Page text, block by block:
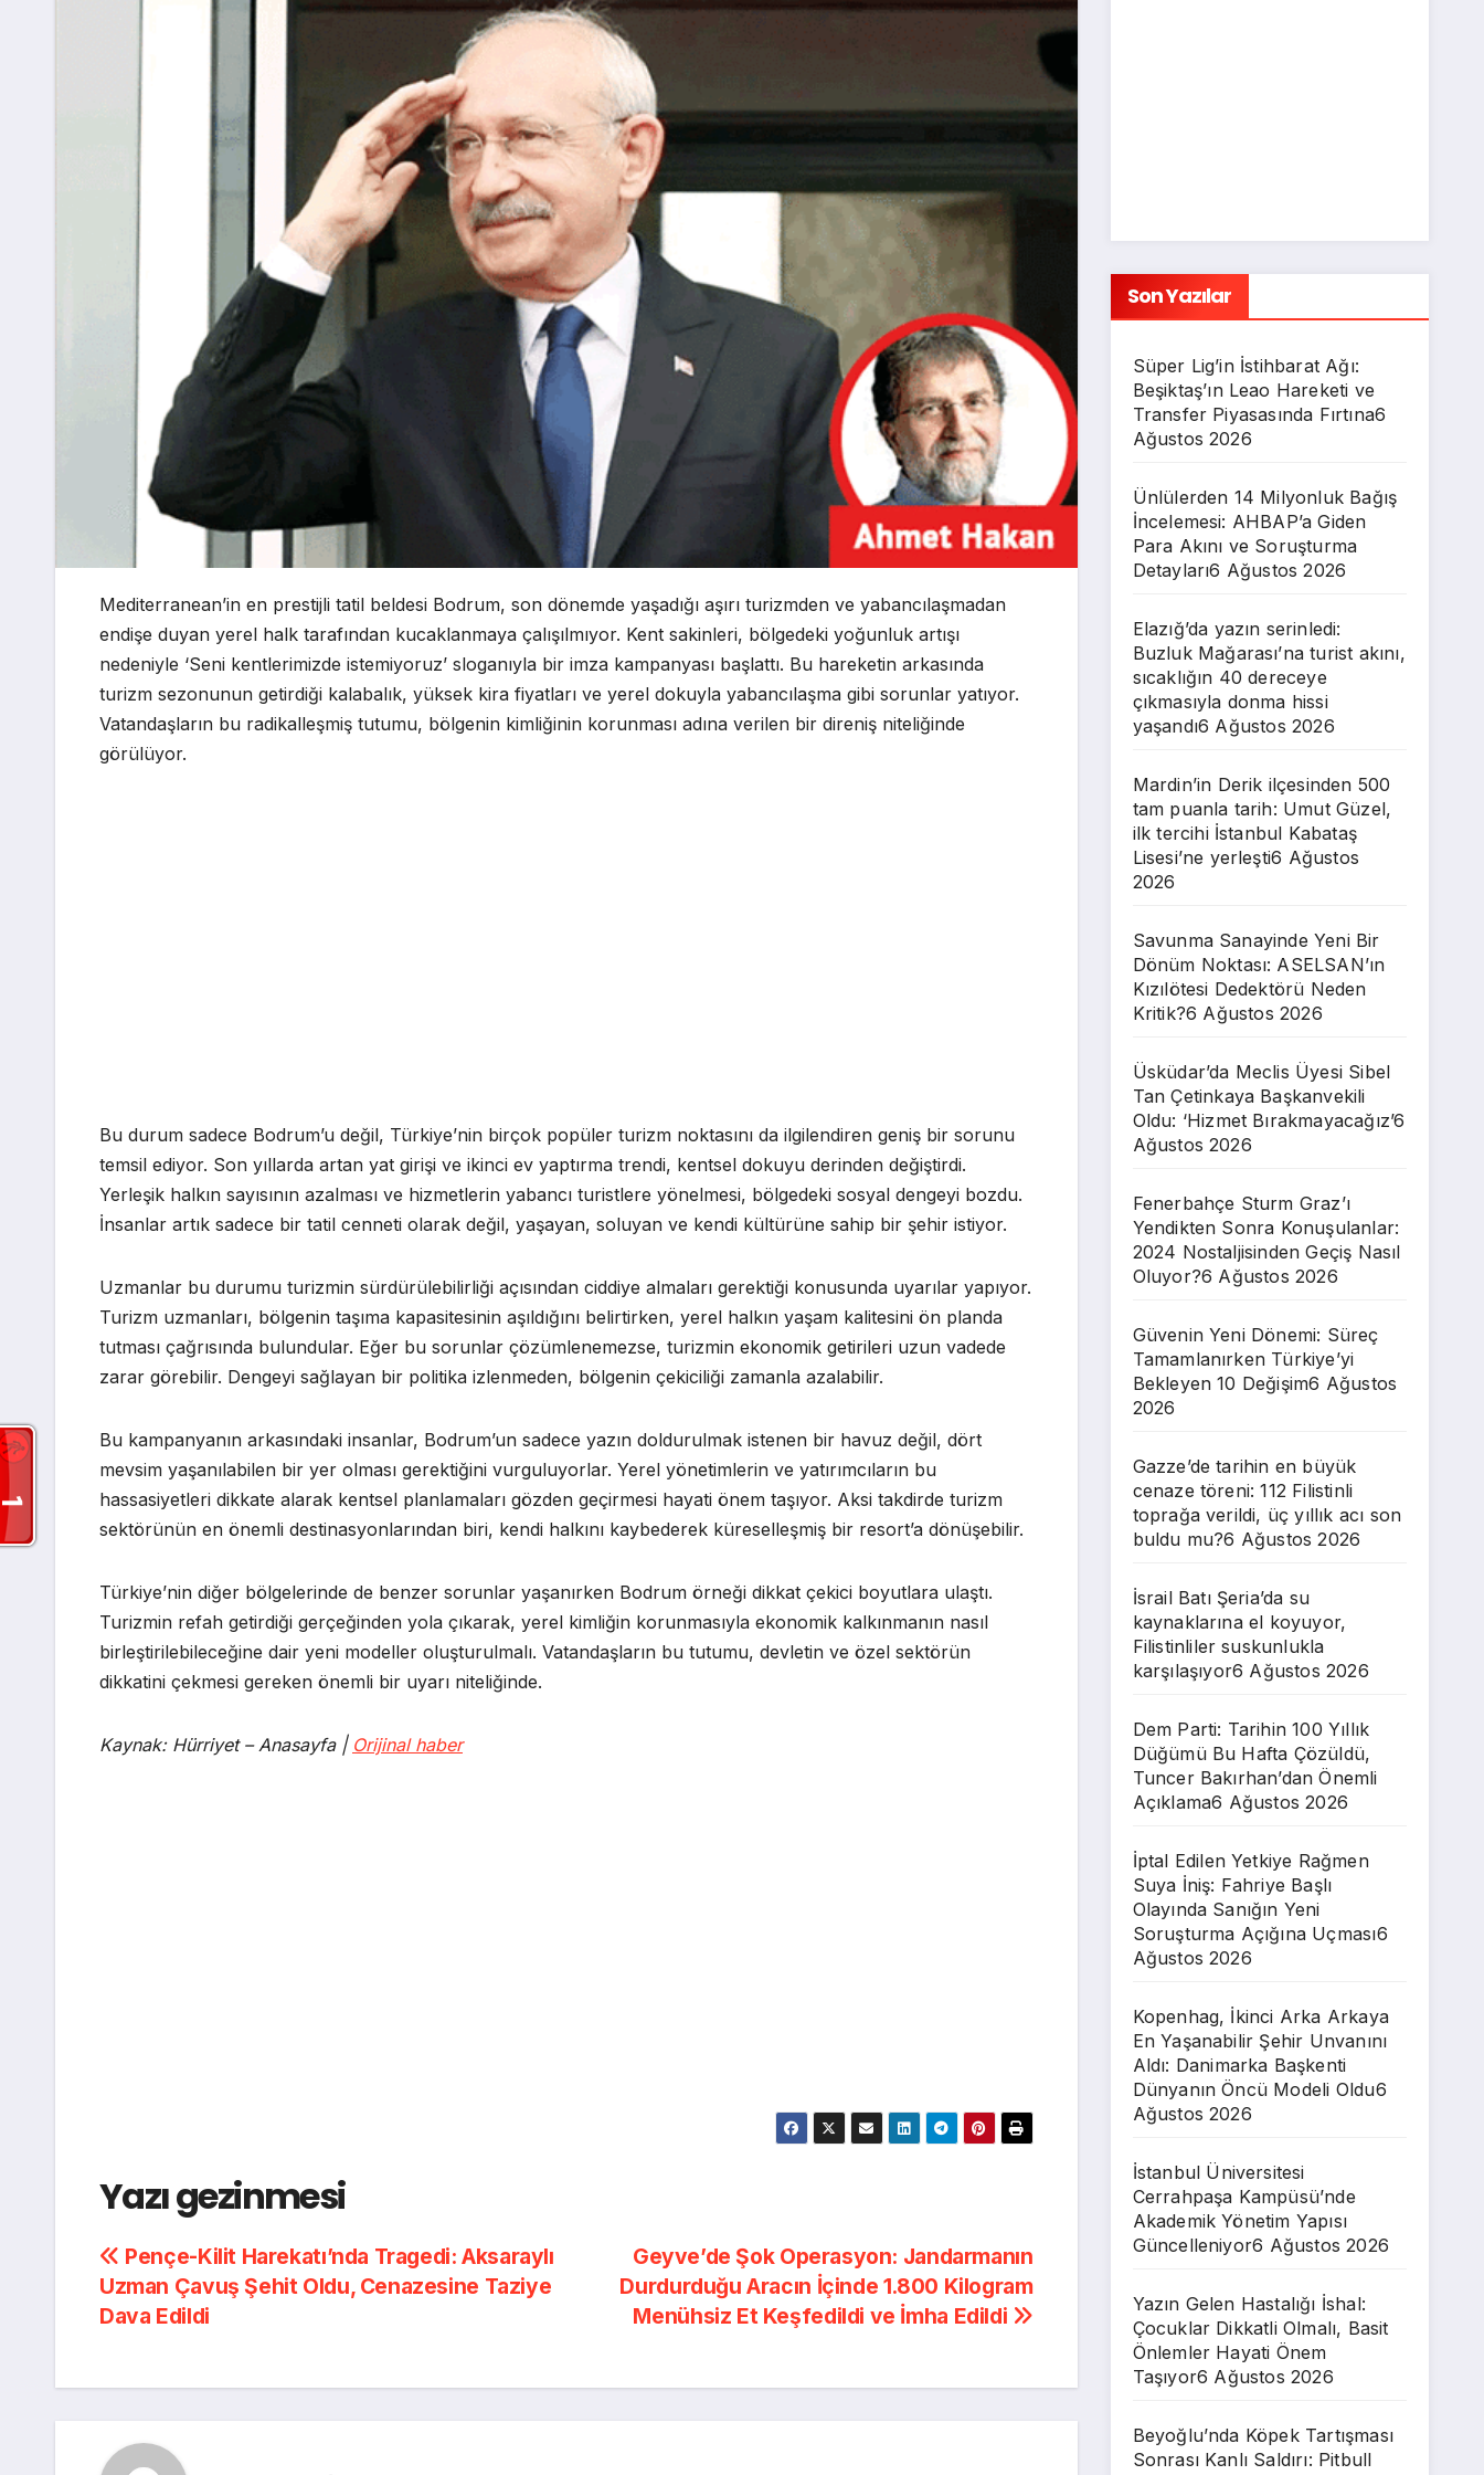
Mediterranean’in en prestijli tatil beldesi Bodrum, son dönemde yaşadığı aşırı turizmden ve yabancılaşmadan
endişe duyan yerel halk tarafından kucaklanmaya çalışılmıyor. Kent sakinleri, bölgedeki yoğunluk artışı
nedeniyle ‘Seni kentlerimizde istemiyoruz’ sloganıyla bir imza kampanyası başlattı. Bu hareketin arkasında
turizm sezonunun getirdiği kalabalık, yüksek kira fiyatları ve yerel dokuyla yabancılaşma gibi sorunlar yatıyor.
Vatandaşların bu radikalleşmiş tutumu, bölgenin kimliğinin korunması adına verilen bir direniş niteliğinde
görülüyor.
Bu durum sadece Bodrum’u değil, Türkiye’nin birçok popüler turizm noktasını da ilgilendiren geniş bir sorunu
temsil ediyor. Son yıllarda artan yat girişi ve ikinci ev yaptırma trendi, kentsel dokuyu derinden değiştirdi.
Yerleşik halkın sayısının azalması ve hizmetlerin yabancı turistlere yönelmesi, bölgedeki sosyal dengeyi bozdu.
İnsanlar artık sadece bir tatil cenneti olarak değil, yaşayan, soluyan ve kendi kültürüne sahip bir şehir istiyor.
Uzmanlar bu durumu turizmin sürdürülebilirliği açısından ciddiye almaları gerektiği konusunda uyarılar yapıyor.
Turizm uzmanları, bölgenin taşıma kapasitesinin aşıldığını belirtirken, yerel halkın yaşam kalitesini ön planda
tutması çağrısında bulundular. Eğer bu sorunlar çözümlenemezse, turizmin ekonomik getirileri uzun vadede
zarar görebilir. Dengeyi sağlayan bir politika izlenmeden, bölgenin çekiciliği zamanla azalabilir.
Bu kampanyanın arkasındaki insanlar, Bodrum’un sadece yazın doldurulmak istenen bir havuz değil, dört
mevsim yaşanılabilen bir yer olması gerektiğini vurguluyorlar. Yerel yönetimlerin ve yatırımcıların bu
hassasiyetleri dikkate alarak kentsel planlamaları gözden geçirmesi hayati önem taşıyor. Aksi takdirde turizm
sektörünün en önemli destinasyonlarından biri, kendi halkını kaybederek küreselleşmiş bir resort’a dönüşebilir.
Türkiye’nin diğer bölgelerinde de benzer sorunlar yaşanırken Bodrum örneği dikkat çekici boyutlara ulaştı.
Turizmin refah getirdiği gerçeğinden yola çıkarak, yerel kimliğin korunmasıyla ekonomik kalkınmanın nasıl
birleştirilebileceğine dair yeni modeller oluşturulmalı. Vatandaşların bu tutumu, devletin ve özel sektörün
dikkatini çekmesi gereken önemli bir uyarı niteliğinde.
Kaynak: Hürriyet – Anasayfa | Orijinal haber
Yazı gezinmesi
Geyve’de Şok Operasyon: Jandarmanın
Durdurduğu Aracın İçinde 1.800 Kilogram
Menühsiz Et Keşfedildi ve İmha Edildi
Pençe-Kilit Harekatı’nda Tragedi: Aksaraylı
Uzman Çavuş Şehit Oldu, Cenazesine Taziye
Dava Edildi
Son Yazılar
Süper Lig’in İstihbarat Ağı:
Beşiktaş’ın Leao Hareketi ve
Transfer Piyasasında Fırtına6
Ağustos 2026
Ünlülerden 14 Milyonluk Bağış
İncelemesi: AHBAP’a Giden
Para Akını ve Soruşturma
Detayları6 Ağustos 2026
Elazığ’da yazın serinledi:
Buzluk Mağarası’na turist akını,
sıcaklığın 40 dereceye
çıkmasıyla donma hissi
yaşandı6 Ağustos 2026
Mardin’in Derik ilçesinden 500
tam puanla tarih: Umut Güzel,
ilk tercihi İstanbul Kabataş
Lisesi’ne yerleşti6 Ağustos
2026
Savunma Sanayinde Yeni Bir
Dönüm Noktası: ASELSAN’ın
Kızılötesi Dedektörü Neden
Kritik?6 Ağustos 2026
Üsküdar’da Meclis Üyesi Sibel
Tan Çetinkaya Başkanvekili
Oldu: ‘Hizmet Bırakmayacağız’6
Ağustos 2026
Fenerbahçe Sturm Graz’ı
Yendikten Sonra Konuşulanlar:
2024 Nostaljisinden Geçiş Nasıl
Oluyor?6 Ağustos 2026
Güvenin Yeni Dönemi: Süreç
Tamamlanırken Türkiye’yi
Bekleyen 10 Değişim6 Ağustos
2026
Gazze’de tarihin en büyük
cenaze töreni: 112 Filistinli
toprağa verildi, üç yıllık acı son
buldu mu?6 Ağustos 2026
İsrail Batı Şeria’da su
kaynaklarına el koyuyor,
Filistinliler suskunlukla
karşılaşıyor6 Ağustos 2026
Dem Parti: Tarihin 100 Yıllık
Düğümü Bu Hafta Çözüldü,
Tuncer Bakırhan’dan Önemli
Açıklama6 Ağustos 2026
İptal Edilen Yetkiye Rağmen
Suya İniş: Fahriye Başlı
Olayında Sanığın Yeni
Soruşturma Açığına Uçması6
Ağustos 2026
Kopenhag, İkinci Arka Arkaya
En Yaşanabilir Şehir Unvanını
Aldı: Danimarka Başkenti
Dünyanın Öncü Modeli Oldu6
Ağustos 2026
İstanbul Üniversitesi
Cerrahpaşa Kampüsü’nde
Akademik Yönetim Yapısı
Güncelleniyor6 Ağustos 2026
Yazın Gelen Hastalığı İshal:
Çocuklar Dikkatli Olmalı, Basit
Önlemler Hayati Önem
Taşıyor6 Ağustos 2026
Beyoğlu’nda Köpek Tartışması
Sonrası Kanlı Saldırı: Pitbull